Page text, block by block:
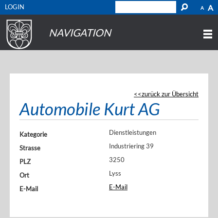
A A
LOGIN
NAVIGATION
zurück zur Übersicht
Automobile Kurt AG
Kategorie
Dienstleistungen
Strasse
Industriering 39
PLZ
3250
Ort
Lyss
E-Mail
E-Mail